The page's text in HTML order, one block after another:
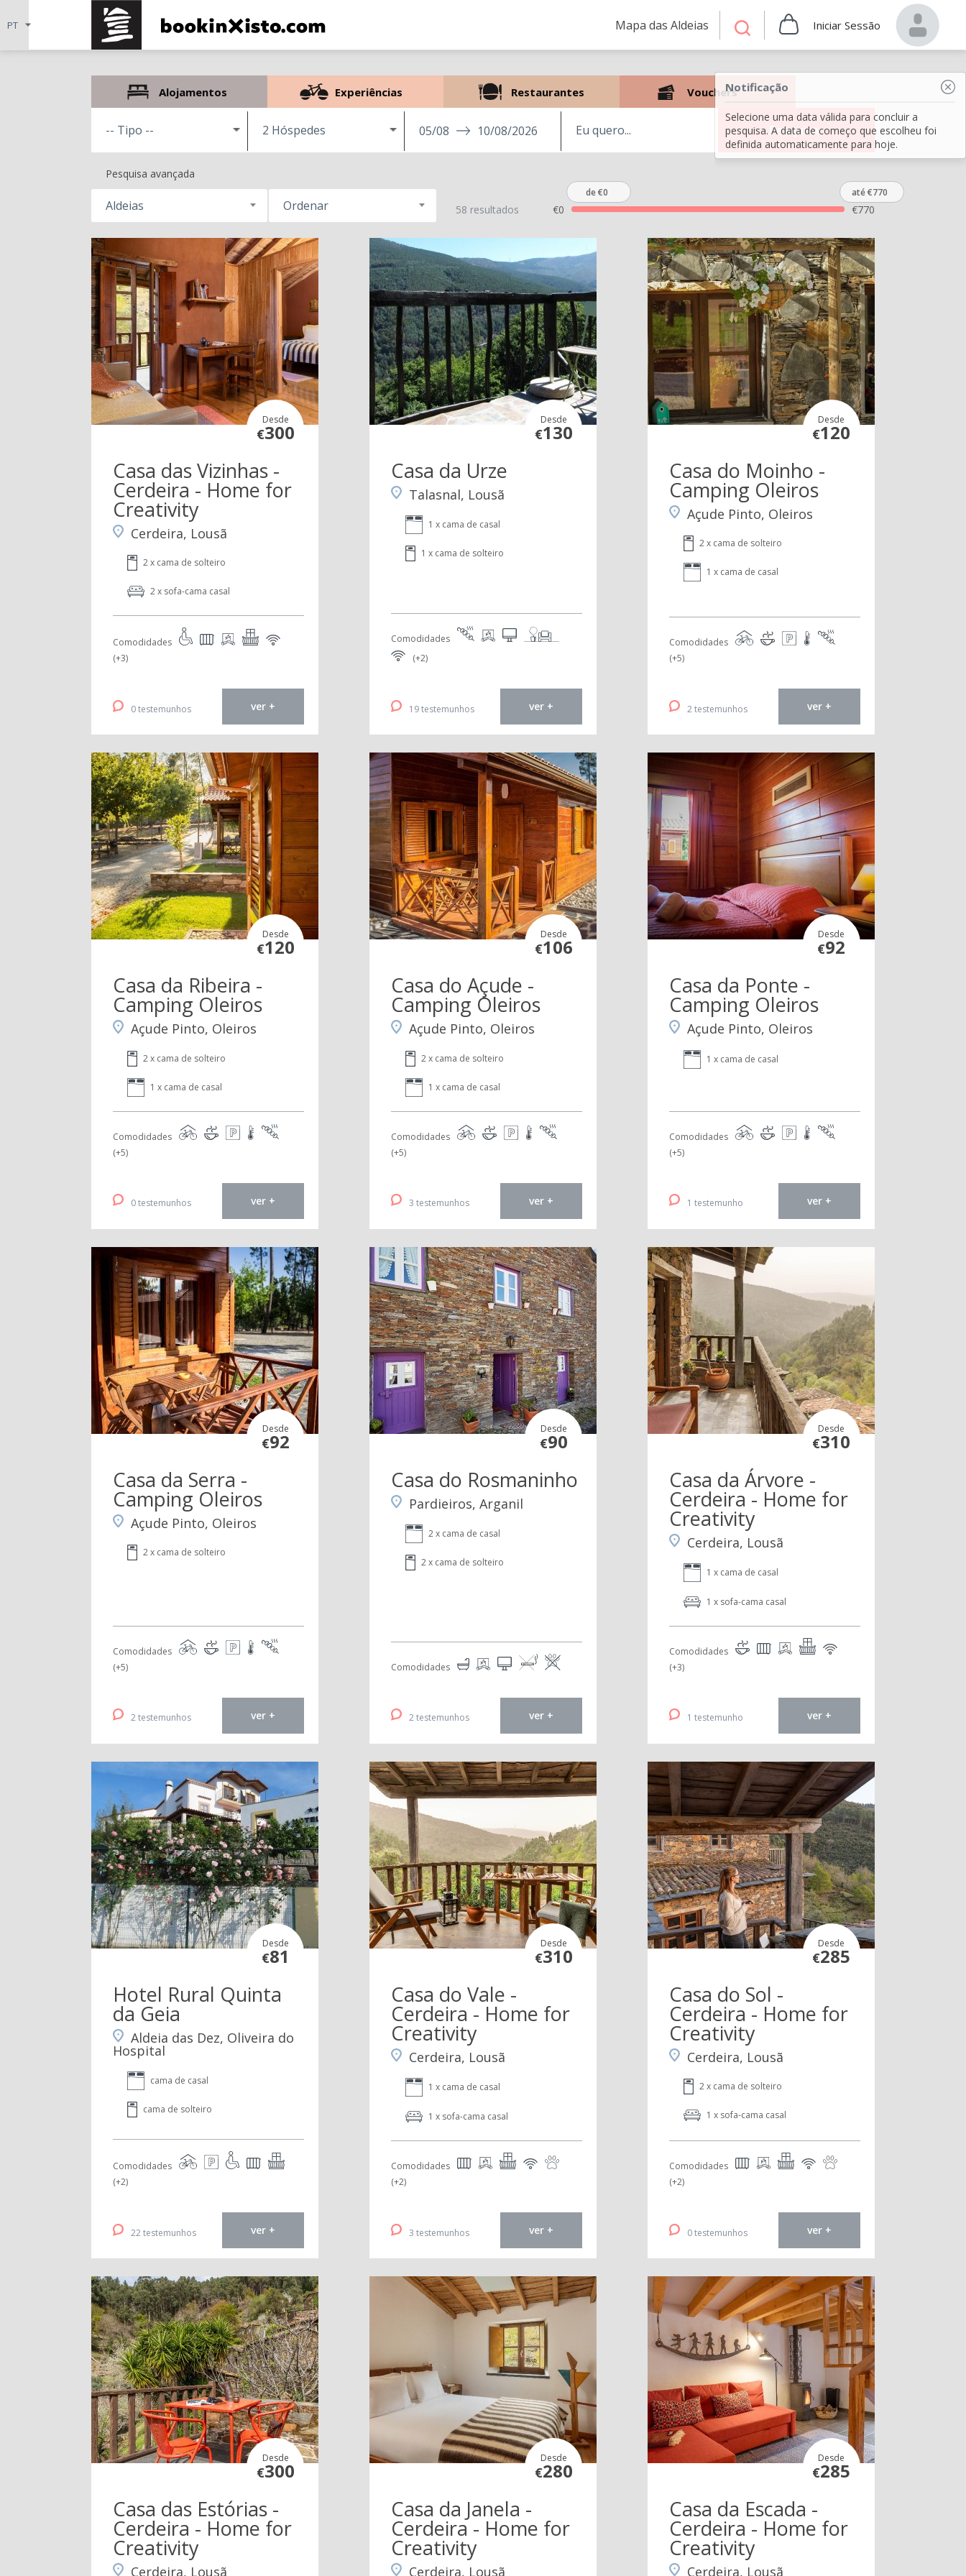
Mapa das Aldeias Iniciar Sessão
Notificação
Selecione uma data válida para concluir a
pesquisa. A data de começo que escolheu foi
definida automaticamente para hoje.
Alojamentos Experiências Restaurantes Vouchers
2 Hóspedes 05/08 10/08/2026 Pesquisar
Pesquisa avançada
Aldeias Ordenar 58 resultados €0
de €0 até €770
€770
Desde
€300
Casa das Vizinhas -
Cerdeira - Home for
Creativity
Cerdeira, Lousã
2 x cama de solteiro
2 x sofa-cama casal
Comodidades
(+3)
0 testemunhos ver +
Desde
€130
Casa da Urze
Talasnal, Lousã
1 x cama de casal
1 x cama de solteiro
Comodidades
(+2)
19 testemunhos ver +
Desde
€120
Casa do Moinho -
Camping Oleiros
Açude Pinto, Oleiros
2 x cama de solteiro
1 x cama de casal
Comodidades
(+5)
2 testemunhos ver +
Desde
€120
Casa da Ribeira -
Camping Oleiros
Açude Pinto, Oleiros
2 x cama de solteiro
1 x cama de casal
Comodidades
(+5)
0 testemunhos ver +
Desde
€106
Casa do Açude -
Camping Oleiros
Açude Pinto, Oleiros
2 x cama de solteiro
1 x cama de casal
Comodidades
(+5)
3 testemunhos ver +
Desde
€92
Casa da Ponte -
Camping Oleiros
Açude Pinto, Oleiros
1 x cama de casal
Comodidades
(+5)
1 testemunho ver +
Desde
€92
Casa da Serra -
Camping Oleiros
Açude Pinto, Oleiros
2 x cama de solteiro
Comodidades
(+5)
2 testemunhos ver +
Desde
€90
Casa do Rosmaninho
Pardieiros, Arganil
2 x cama de casal
2 x cama de solteiro
Comodidades
2 testemunhos ver +
Desde
€310
Casa da Árvore -
Cerdeira - Home for
Creativity
Cerdeira, Lousã
1 x cama de casal
1 x sofa-cama casal
Comodidades
(+3)
1 testemunho ver +
Desde
€81
Hotel Rural Quinta
da Geia
Aldeia das Dez, Oliveira do
Hospital
cama de casal
cama de solteiro
Comodidades
(+2)
22 testemunhos ver +
Desde
€310
Casa do Vale -
Cerdeira - Home for
Creativity
Cerdeira, Lousã
1 x cama de casal
1 x sofa-cama casal
Comodidades
(+2)
3 testemunhos ver +
Desde
€285
Casa do Sol -
Cerdeira - Home for
Creativity
Cerdeira, Lousã
2 x cama de solteiro
1 x sofa-cama casal
Comodidades
(+2)
0 testemunhos ver +
Desde
€300
Casa das Estórias -
Cerdeira - Home for
Creativity
Cerdeira, Lousã
Desde
€280
Casa da Janela -
Cerdeira - Home for
Creativity
Cerdeira, Lousã
Desde
€285
Casa da Escada -
Cerdeira - Home for
Creativity
Cerdeira, Lousã